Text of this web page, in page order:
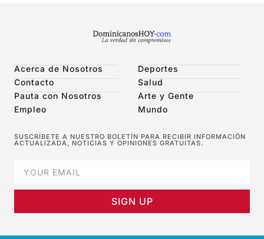
Acerca de Nosotros
Contacto
Pauta con Nosotros
Empleo
Deportes
Salud
Arte y Gente
Mundo
SUSCRÍBETE A NUESTRO BOLETÍN PARA RECIBIR INFORMACIÓN
ACTUALIZADA, NOTICIAS Y OPINIONES GRATUITAS.
SIGN UP